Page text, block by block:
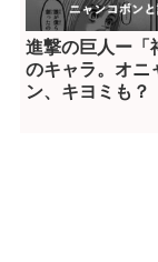
進撃の巨人ー「
のキャラ。オニ
ン、キヨミも？